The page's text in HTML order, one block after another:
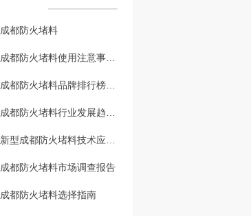
成都防火堵料
成都防火堵料使用注意事项总结
成都防火堵料品牌排行榜发布
成都防火堵料行业发展趋势分析
新型成都防火堵料技术应用探讨
成都防火堵料市场调查报告
成都防火堵料选择指南